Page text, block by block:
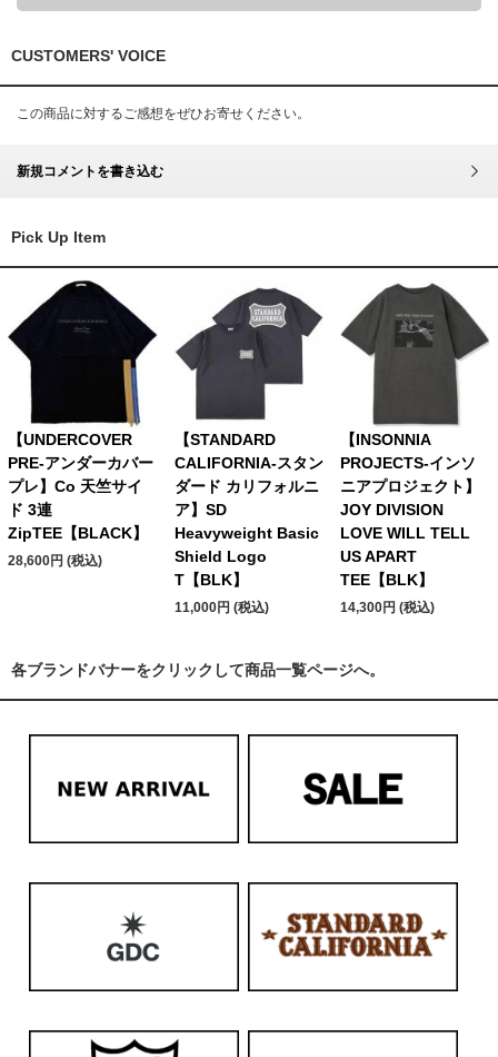
CUSTOMERS' VOICE
この商品に対するご感想をぜひお寄せください。
新規コメントを書き込む
Pick Up Item
【UNDERCOVER
PRE-アンダーカバー
プレ】Co 天竺サイ
ド 3連
ZipTEE【BLACK】
28,600円 (税込)
【STANDARD
CALIFORNIA-スタン
ダード カリフォルニ
ア】SD
Heavyweight Basic
Shield Logo
T【BLK】
11,000円 (税込)
【INSONNIA
PROJECTS-インソ
ニアプロジェクト】
JOY DIVISION
LOVE WILL TELL
US APART
TEE【BLK】
14,300円 (税込)
各ブランドバナーをクリックして商品一覧ページへ。